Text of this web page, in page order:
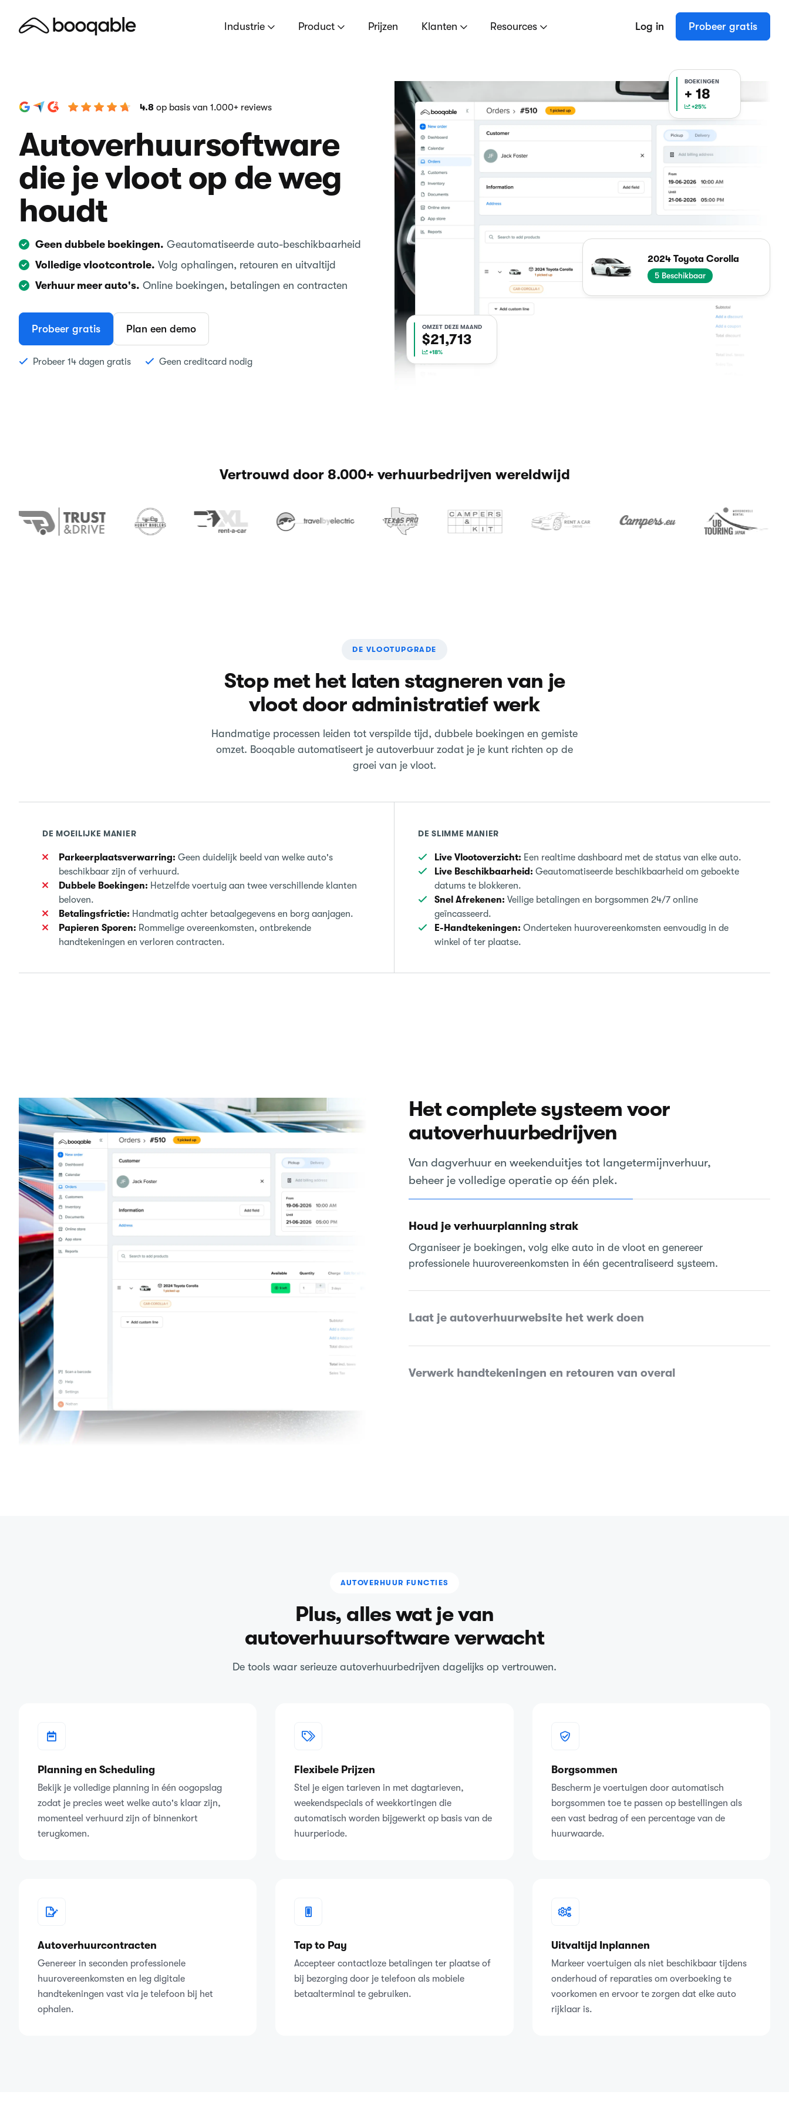
Industrie Product Prijzen Klanten Resources Log in Probeer gratis
4.8 op basis van 1.000+ reviews
Autoverhuursoftware
die je vloot op de weg
houdt
Geen dubbele boekingen. Geautomatiseerde auto-beschikbaarheid
Volledige vlootcontrole. Volg ophalingen, retouren en uitvaltijd
Verhuur meer auto's. Online boekingen, betalingen en contracten
Probeer gratis Plan een demo
Probeer 14 dagen gratis Geen creditcard nodig
BOEKINGEN
+ 19
+25%
2024 Toyota Corolla
2 Beschikbaar
OMZET DEZE MAAND
$22,040
+18%
Vertrouwd door 8.000+ verhuurbedrijven wereldwijd
DE VLOOTUPGRADE
Stop met het laten stagneren van je
vloot door administratief werk
Handmatige processen leiden tot verspilde tijd, dubbele boekingen en gemiste
omzet. Booqable automatiseert je autoverbuur zodat je je kunt richten op de
groei van je vloot.
DE MOEILIJKE MANIER
Parkeerplaatsverwarring: Geen duidelijk beeld van welke auto's
beschikbaar zijn of verhuurd.
Dubbele Boekingen: Hetzelfde voertuig aan twee verschillende klanten
beloven.
Betalingsfrictie: Handmatig achter betaalgegevens en borg aanjagen.
Papieren Sporen: Rommelige overeenkomsten, ontbrekende
handtekeningen en verloren contracten.
DE SLIMME MANIER
Live Vlootoverzicht: Een realtime dashboard met de status van elke auto.
Live Beschikbaarheid: Geautomatiseerde beschikbaarheid om geboekte
datums te blokkeren.
Snel Afrekenen: Veilige betalingen en borgsommen 24/7 online
geïncasseerd.
E-Handtekeningen: Onderteken huurovereenkomsten eenvoudig in de
winkel of ter plaatse.
Het complete systeem voor
autoverhuurbedrijven
Van dagverhuur en weekenduitjes tot langetermijnverhuur,
beheer je volledige operatie op één plek.
Houd je verhuurplanning strak
Organiseer je boekingen, volg elke auto in de vloot en genereer
professionele huurovereenkomsten in één gecentraliseerd systeem.
Laat je autoverhuurwebsite het werk doen
Verwerk handtekeningen en retouren van overal
AUTOVERHUUR FUNCTIES
Plus, alles wat je van
autoverhuursoftware verwacht
De tools waar serieuze autoverhuurbedrijven dagelijks op vertrouwen.
Planning en Scheduling
Bekijk je volledige planning in één oogopslag
zodat je precies weet welke auto's klaar zijn,
momenteel verhuurd zijn of binnenkort
terugkomen.
Flexibele Prijzen
Stel je eigen tarieven in met dagtarieven,
weekendspecials of weekkortingen die
automatisch worden bijgewerkt op basis van de
huurperiode.
Borgsommen
Bescherm je voertuigen door automatisch
borgsommen toe te passen op bestellingen als
een vast bedrag of een percentage van de
huurwaarde.
Autoverhuurcontracten
Genereer in seconden professionele
huurovereenkomsten en leg digitale
handtekeningen vast via je telefoon bij het
ophalen.
Tap to Pay
Accepteer contactloze betalingen ter plaatse of
bij bezorging door je telefoon als mobiele
betaalterminal te gebruiken.
Uitvaltijd Inplannen
Markeer voertuigen als niet beschikbaar tijdens
onderhoud of reparaties om overboeking te
voorkomen en ervoor te zorgen dat elke auto
rijklaar is.